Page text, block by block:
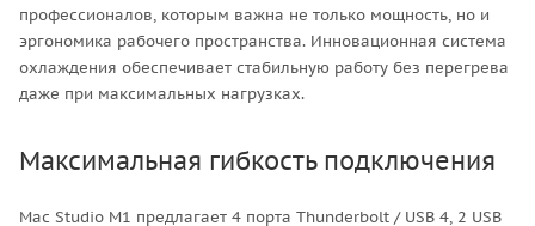
профессионалов, которым важна не только мощность, но и
эргономика рабочего пространства. Инновационная система
охлаждения обеспечивает стабильную работу без перегрева
даже при максимальных нагрузках.
Максимальная гибкость подключения
Mac Studio M1 предлагает 4 порта Thunderbolt / USB 4, 2 USB